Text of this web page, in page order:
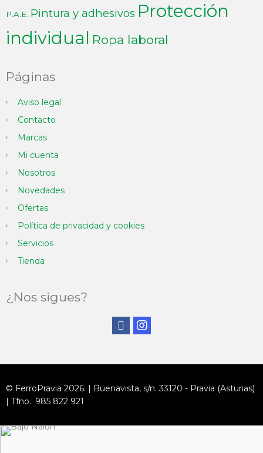
P.A.E. Pintura y adhesivos Protección
individual Ropa laboral
Páginas
Aviso legal
Contacto
Marcas
Mi cuenta
Nosotros
Novedades
Ofertas
Política de privacidad y cookies
Servicios
Tienda
¿Nos sigues?
© FerroPravia 2026. | Buenavista, s/n. 33120 - Pravia (Asturias)
| Tfno.: 985 822 921